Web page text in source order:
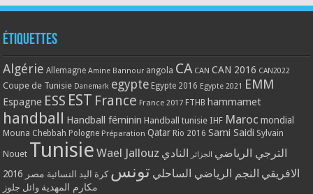
Étiquettes
Algérie Allemagne Amine Bannour angola CA CAN CAN 2016 CAN2022
Coupe de Tunisie Danemark egypte Egypte 2016 Egypte 2021 EMM
Espagne ESS EST France France 2017 FTHB hammamet
handball Handball féminin Handball tunisie IHF Maroc mondial
Mouna Chebbah Pologne Préparation Qatar Rio 2016 Sami Saidi Sylvain
Nouet Tunisie Wael Jallouz الترجي الرياضي الجزائر
النادي
الافريقي النجم الرياضي الساحلي تونس كرة اليد النسائية مصر 2016
مكارم المهدية وائل جلوز